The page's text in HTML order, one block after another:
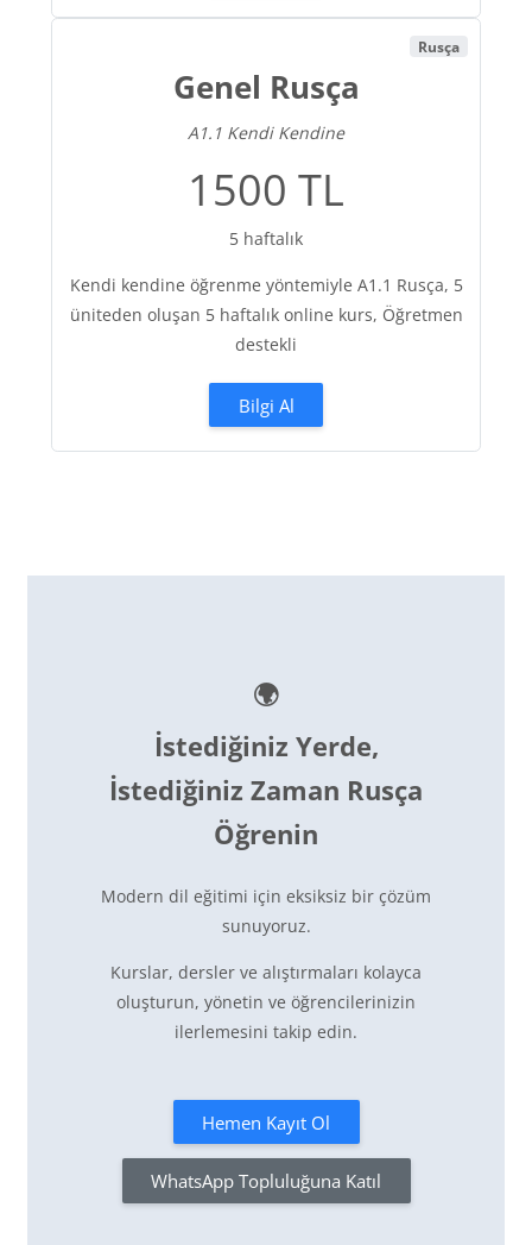
Rusça
Genel Rusça
A1.1 Kendi Kendine
1500 TL
5 haftalık
Kendi kendine öğrenme yöntemiyle A1.1 Rusça, 5
üniteden oluşan 5 haftalık online kurs, Öğretmen
destekli
Bilgi Al
🌍
İstediğiniz Yerde,
İstediğiniz Zaman Rusça
Öğrenin
Modern dil eğitimi için eksiksiz bir çözüm
sunuyoruz.
Kurslar, dersler ve alıştırmaları kolayca
oluşturun, yönetin ve öğrencilerinizin
ilerlemesini takip edin.
Hemen Kayıt Ol
WhatsApp Topluluğuna Katıl